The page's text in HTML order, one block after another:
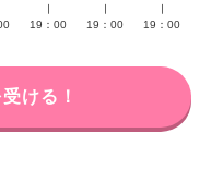
19：00
19：00
19：00
ける！